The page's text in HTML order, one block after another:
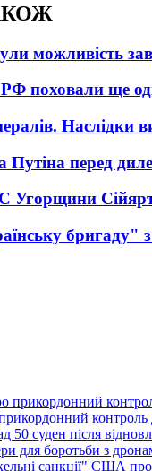
можливість
поховали ще
Наслідки
Путіна перед
Угорщини
бригаду"
контроль
суден після
для боротьби з
санкції" США